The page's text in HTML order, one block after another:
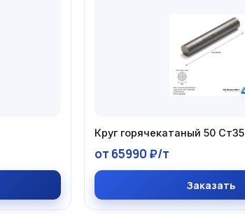
Круг горячекатаный 50 Ст35
от 65990 ₽/т
Заказать